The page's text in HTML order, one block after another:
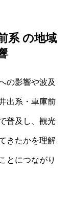
系 の地域
の影響や波及
出系・車庫前
普及し、観光
きたかを理解
とにつながり